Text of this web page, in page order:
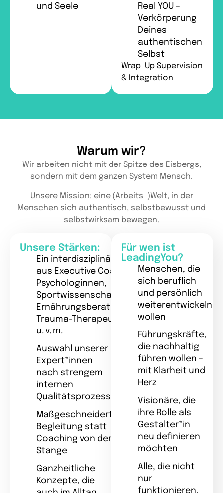
und Seele
Real YOU –
Verkörperung
Deines
authentischen
Selbst
Wrap-Up Supervision
& Integration
Warum wir?
Wir arbeiten nicht mit der Spitze des Eisbergs,
sondern mit dem ganzen System Mensch.
Unsere Mission: eine (Arbeits-)Welt, in der
Menschen sich authentisch, selbstbewusst und
selbstwirksam bewegen.
Unsere Stärken:
Ein interdisziplinäres Team
aus Executive Coaches,
Psychologinnen,
Sportwissenschaftlerinnen,
Ernährungsberaterinnen,
Trauma-Therapeutinnen
u. v. m.
Auswahl unserer
Expert*innen
nach strengem
internen
Qualitätsprozess
Maßgeschneiderte
Begleitung statt
Coaching von der
Stange
Ganzheitliche
Konzepte, die
Für wen ist
LeadingYou?
Menschen, die
sich beruflich
und persönlich
weiterentwickeln
wollen
Führungskräfte,
die nachhaltig
führen wollen –
mit Klarheit und
Herz
Visionäre, die
ihre Rolle als
Gestalter*in
neu definieren
möchten
Alle, die nicht
nur
funktionieren,